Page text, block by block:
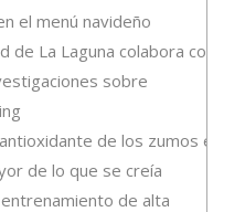
el menú navideño
de La Laguna colabora con
sobre
de los zumos es
de lo que se creía
de alta